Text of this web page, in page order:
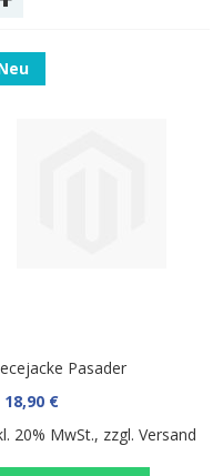
Pasader
18,90 €
20% MwSt., zzgl.Versand